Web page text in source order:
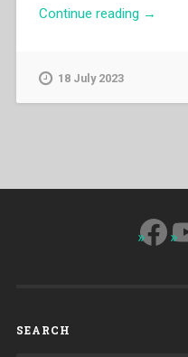
Continue reading
Figlie
Maria
→
18 July 2023
SEARCH